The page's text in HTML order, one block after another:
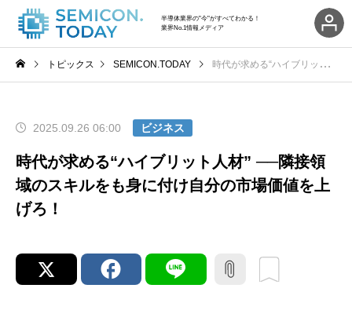
半導体業界の"今"がすべてわかる！
業界No.1情報メディア
トピックス SEMICON.TODAY 時代が求める“ハイブリット人材” ──隣接領域のスキルをも身に付け自分の市場価値を上げろ！
2025.09.26 06:00 ビジネス
時代が求める“ハイブリット人材” ──隣接領
域のスキルをも身に付け自分の市場価値を上
げろ！